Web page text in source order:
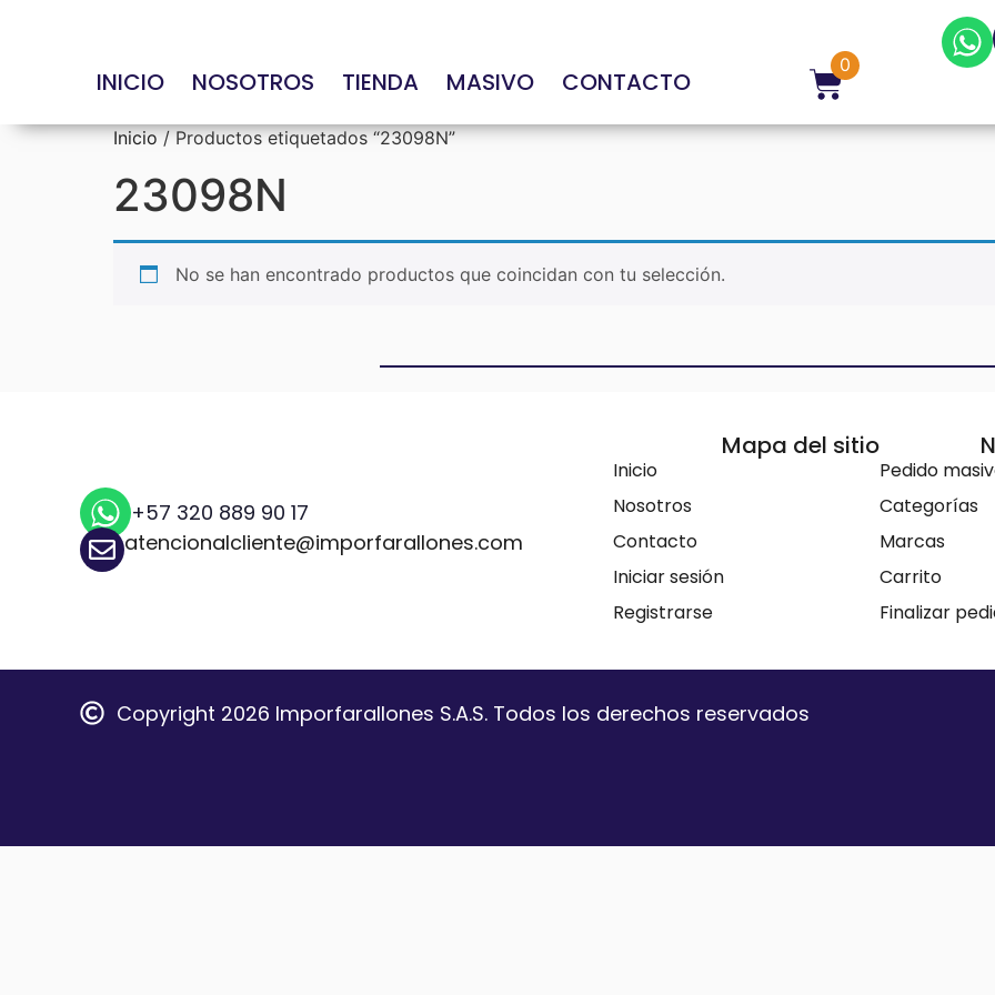
INICIO NOSOTROS TIENDA MASIVO CONTACTO
0
Inicio/ Productos etiquetados “23098N”
23098N
No se han encontrado productos que coincidan con tu selección.
+57 320 889 90 17
atencionalcliente@imporfarallones.com
Mapa del sitio
Inicio
Nosotros
Contacto
Iniciar sesión
Registrarse
Pedido
Categorías
Marcas
Carrito
Finalizar
Copyright 2026 Imporfarallones S.A.S. Todos los derechos reservados